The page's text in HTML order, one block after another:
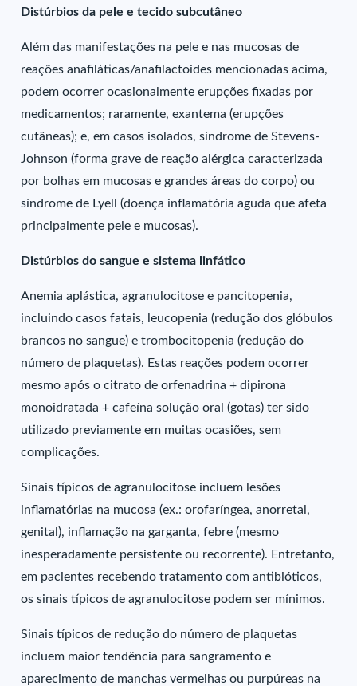
Distúrbios da pele e tecido subcutâneo
Além das manifestações na pele e nas mucosas de
reações anafiláticas/anafilactoides mencionadas acima,
podem ocorrer ocasionalmente erupções fixadas por
medicamentos; raramente, exantema (erupções
cutâneas); e, em casos isolados, síndrome de Stevens-
Johnson (forma grave de reação alérgica caracterizada
por bolhas em mucosas e grandes áreas do corpo) ou
síndrome de Lyell (doença inflamatória aguda que afeta
principalmente pele e mucosas).
Distúrbios do sangue e sistema linfático
Anemia aplástica, agranulocitose e pancitopenia,
incluindo casos fatais, leucopenia (redução dos glóbulos
brancos no sangue) e trombocitopenia (redução do
número de plaquetas). Estas reações podem ocorrer
mesmo após o citrato de orfenadrina + dipirona
monoidratada + cafeína solução oral (gotas) ter sido
utilizado previamente em muitas ocasiões, sem
complicações.
Sinais típicos de agranulocitose incluem lesões
inflamatórias na mucosa (ex.: orofaríngea, anorretal,
genital), inflamação na garganta, febre (mesmo
inesperadamente persistente ou recorrente). Entretanto,
em pacientes recebendo tratamento com antibióticos,
os sinais típicos de agranulocitose podem ser mínimos.
Sinais típicos de redução do número de plaquetas
incluem maior tendência para sangramento e
aparecimento de manchas vermelhas ou purpúreas na